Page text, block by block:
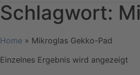
Schlagwort:
Home » Mikroglas Gekko-Pad
Einzelnes Ergebnis wird angezeigt